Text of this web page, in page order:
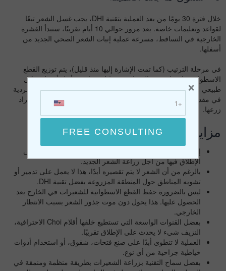
خلال فترة 30 يومًا من بعد العملية بتقنية DHI، يجب غسل الشعر تبعًا
لقواعد وتعليمات خاصة. بعد مرور حوالي 10 أيام تقريبًا، ستبدأ القشرة
الخارجية في التساقط، مسرعة عملية إنبات الشعر الصحي الجديد من
أسفلها.
في مرحلة الترتيب (كما تمت الإشارة إليها منذ قليل)، يتم توزيع القطع
الاسطوانية بناء على عدد البصيلات في كلٍ منها. من أجل أفضل شكل
طبيعي للشعر في النهاية، يجب وضع القطع المحتوية على شعيرات فردية
في مقدمة الشعر، ثم الأكثر كثافة في الخلف والجوانب للمنطقة المراد
زرعها.
مزايا تقنية DHI
إنها تقنية مثالية للنساء، حيث إن حلق الرأس ليس مطلوبًا على
الإطلاق فيها من أجل زراعة الشعر الجديد.
بالرغم من أن الشعر لا يتم تقصيره أبدًا، هذا لا يعمل على تدمير أو
تشويه المناطق حول المنطقة المزروعة بفضل تقنية DHI.
ليس بالضرورة حفظ القطع الاسطوانية للشعيرات في الخارج بعد
الحصول عليها. هذا يحول دون موت جذور الشعر بسبب الانتظار
الخارجي.
بفضل القنوات الواسعة التي تستطيع خلقها أقلام Choi الاحترافية،
النزيف شيء لا يحدث على الإطلاق تقريبًا.
العملية لا تنطوي أبدًا على صنع فتحات، شقوق، أو استخدام أدوات
خياطية جراحية من أي نوع.
بفضل سماح التقنية بزراعة الشعيرات بطريقة منظمة ومنمقة في
×